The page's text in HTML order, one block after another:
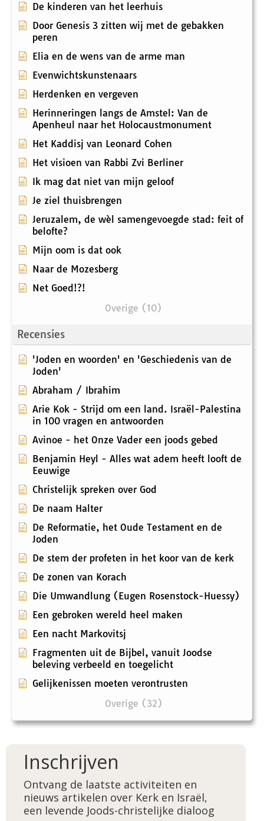
De kinderen van het leerhuis
Door Genesis 3 zitten wij met de gebakken
peren
Elia en de wens van de arme man
Evenwichtskunstenaars
Herdenken en vergeven
Herinneringen langs de Amstel: Van de
Apenheul naar het Holocaustmonument
Het Kaddisj van Leonard Cohen
Het visioen van Rabbi Zvi Berliner
Ik mag dat niet van mijn geloof
Je ziel thuisbrengen
Jeruzalem, de wèl samengevoegde stad: feit of
belofte?
Mijn oom is dat ook
Naar de Mozesberg
Net Goed!?!
Overige (10)
Recensies
'Joden en woorden' en 'Geschiedenis van de
Joden'
Abraham / Ibrahim
Arie Kok - Strijd om een land. Israël-Palestina
in 100 vragen en antwoorden
Avinoe - het Onze Vader een joods gebed
Benjamin Heyl - Alles wat adem heeft looft de
Eeuwige
Christelijk spreken over God
De naam Halter
De Reformatie, het Oude Testament en de
Joden
De stem der profeten in het koor van de kerk
De zonen van Korach
Die Umwandlung (Eugen Rosenstock-Huessy)
Een gebroken wereld heel maken
Een nacht Markovitsj
Fragmenten uit de Bijbel, vanuit Joodse
beleving verbeeld en toegelicht
Gelijkenissen moeten verontrusten
Overige (32)
Inschrijven
Ontvang de laatste activiteiten en
nieuws artikelen over Kerk en Israël,
een levende Joods-christelijke dialoog